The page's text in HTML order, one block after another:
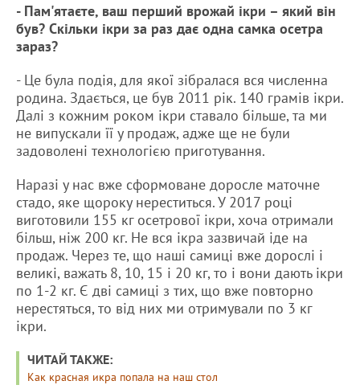
- Пам'ятаєте, ваш перший врожай ікри – який він
був? Скільки ікри за раз дає одна самка осетра
зараз?
- Це була подія, для якої зібралася вся численна
родина. Здається, це був 2011 рік. 140 грамів ікри.
Далі з кожним роком ікри ставало більше, та ми
не випускали її у продаж, адже ще не були
задоволені технологією приготування.
Наразі у нас вже сформоване доросле маточне
стадо, яке щороку нереститься. У 2017 році
виготовили 155 кг осетрової ікри, хоча отримали
більш, ніж 200 кг. Не вся ікра зазвичай іде на
продаж. Через те, що наші самиці вже дорослі і
великі, важать 8, 10, 15 і 20 кг, то і вони дають ікри
по 1-2 кг. Є дві самиці з тих, що вже повторно
нерестяться, то від них ми отримували по 3 кг
ікри.
ЧИТАЙ ТАКЖЕ:
Как красная икра попала на наш стол